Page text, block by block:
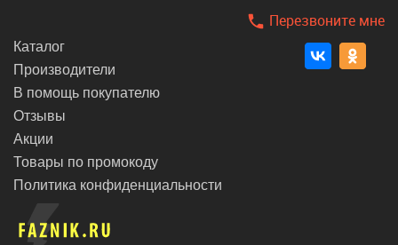
Перезвоните мне
Каталог
Производители
В помощь покупателю
Отзывы
Акции
Товары по промокоду
Политика конфиденциальности